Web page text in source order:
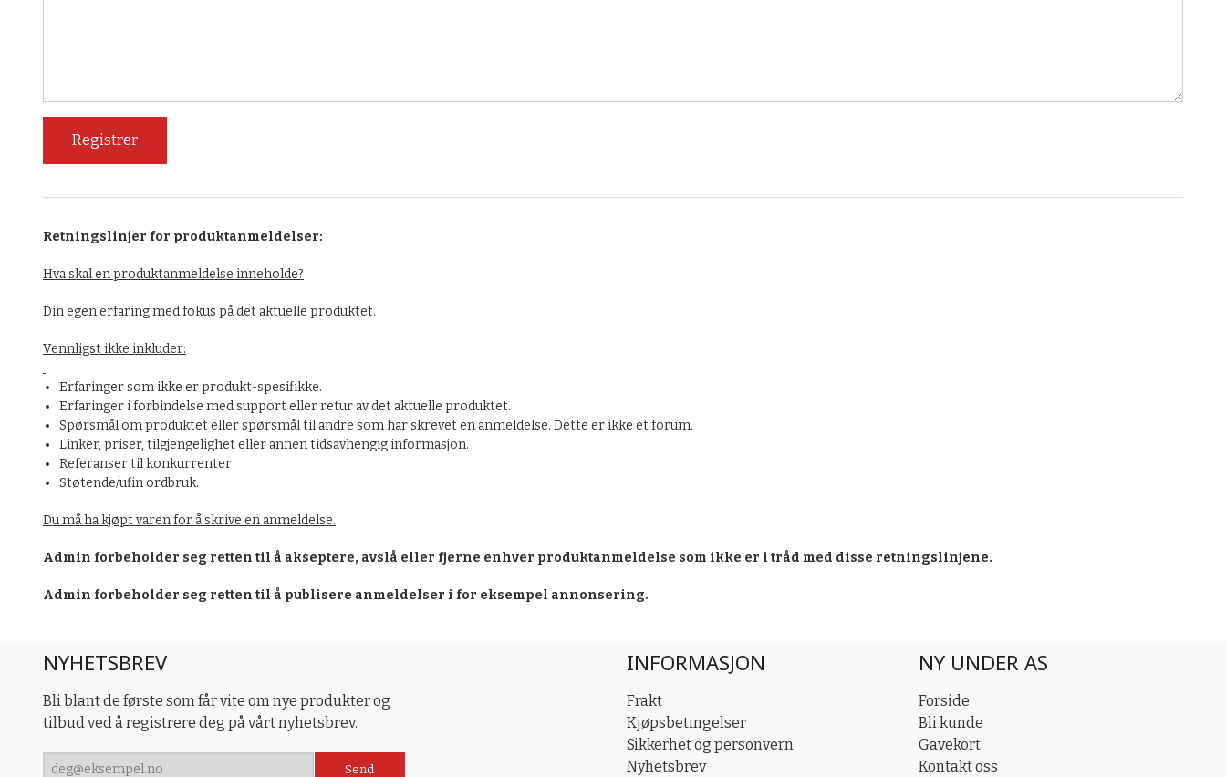
Retningslinjer for produktanmeldelser:
Hva skal en produktanmeldelse inneholde?
Din egen erfaring med fokus på det aktuelle produktet.
Vennligst ikke inkluder:
Erfaringer som ikke er produkt-spesifikke.
Erfaringer i forbindelse med support eller retur av det aktuelle produktet.
Spørsmål om produktet eller spørsmål til andre som har skrevet en anmeldelse. Dette er ikke et forum.
Linker, priser, tilgjengelighet eller annen tidsavhengig informasjon.
Referanser til konkurrenter
Støtende/ufin ordbruk.
Du må ha kjøpt varen for å skrive en anmeldelse.
Admin forbeholder seg retten til å akseptere, avslå eller fjerne enhver produktanmeldelse som ikke er i tråd med disse retningslinjene.
Admin forbeholder seg retten til å publisere anmeldelser i for eksempel annonsering.
NYHETSBREV
Bli blant de første som får vite om nye produkter og
tilbud ved å registrere deg på vårt nyhetsbrev.
INFORMASJON
Frakt
Kjøpsbetingelser
Sikkerhet og personvern
Nyhetsbrev
NY UNDER AS
Forside
Bli kunde
Gavekort
Kontakt oss